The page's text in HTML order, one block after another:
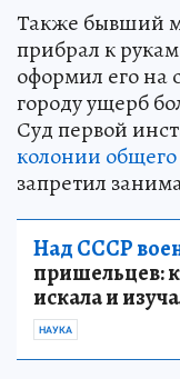
Также бывший
прибрал к
оформил его на
городу ущерб
Суд первой
колонии
запретил
Над СССР
пришельцев:
искала и
НАУКА